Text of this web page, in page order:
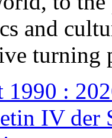
and
turning
1990 :
IV der